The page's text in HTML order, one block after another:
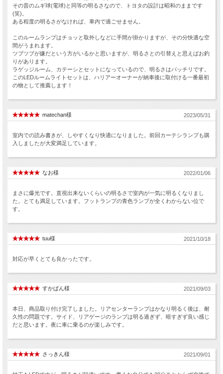
その昔のムギ球(電球)と同等の明るさなので、トヨタの設計は昭和のままです
(笑)。
ある程度の明るさがなければ、車内で過ごせません。
このルームランプはチョッと取外しなどに手間が掛かりますが、その分快適な空
間がうまれます。
ツブツブが嫌だという方がいるかと思いますが、明るさとの引替えと思えばお釣
りがあります。
ラゲッジルーム、カテーシとセットになっているので、明るさはバッチリです。
このLEDルームライトセットは、ハリアーオーナーが納車後に取付ける一番最初
の物として推薦します！
matechan様 2023/05/31
室内での読み書きが、しやすくなり快適になりました。前回カーテシランプも購
入しましたが大変満足しています。
なお様 2022/01/06
まさに爆光です。直視出来ないくらいの明るさで室内が一気に明るくなりまし
た。とても満足しています。フットランプの青色ランプが全くわからない位で
す。
tuu様 2021/10/18
対応が早くとても良かったです。
すかぱん様 2021/09/03
本日、商品取り付け完了しました。リアセンターランプはかなり明るく後は、耐
久性の問題です。サイド、リアゲージのランプは明る過ぎず、暗すぎず良い感じ
だと思います。夜に車に乗るのが楽しみです。
さっきん様 2021/09/01